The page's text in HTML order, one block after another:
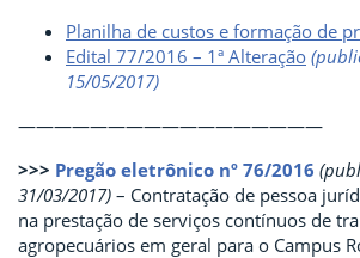
Planilha de custos e formação de
Edital 77/2016 – 1ª Alteração
15/05/2017)
—————————————————
>>> Pregão eletrônico nº 76/2016
31/03/2017) – Contratação de pessoa
na prestação de serviços contínuos de
agropecuários em geral para o Campus